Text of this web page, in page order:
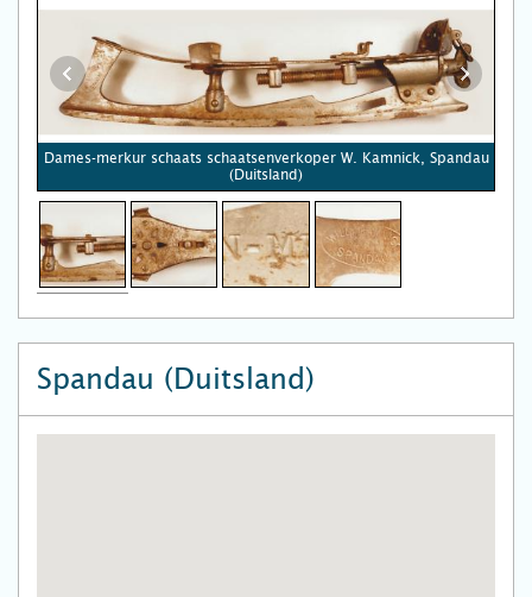
Dames-merkur schaats schaatsenverkoper W. Kamnick, Spandau
(Duitsland)
Spandau (Duitsland)